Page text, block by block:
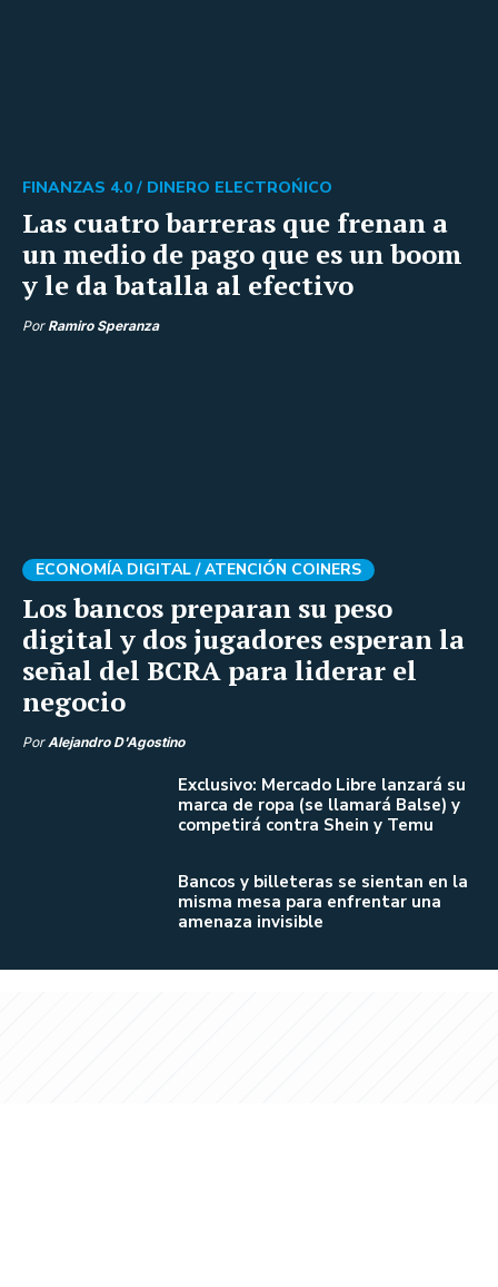
Las cuatro barreras que frenan a
un medio de pago que es un boom
y le da batalla al efectivo
FINANZAS 4.0 / DINERO ELECTROŃICO
Por Ramiro Speranza
Los bancos preparan su peso
digital y dos jugadores esperan la
señal del BCRA para liderar el
negocio
ECONOMÍA DIGITAL /ATENCIÓN COINERS
Por Alejandro D'Agostino
Exclusivo: Mercado Libre lanzará su
marca de ropa (se llamará Balse) y
competirá contra Shein y Temu
Bancos y billeteras se sientan en la
misma mesa para enfrentar una
amenaza invisible